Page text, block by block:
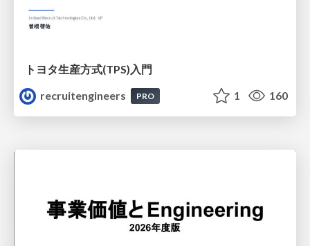
トヨタ⽣産⽅式(TPS)⼊⾨
recruitengineers
PRO 1 160